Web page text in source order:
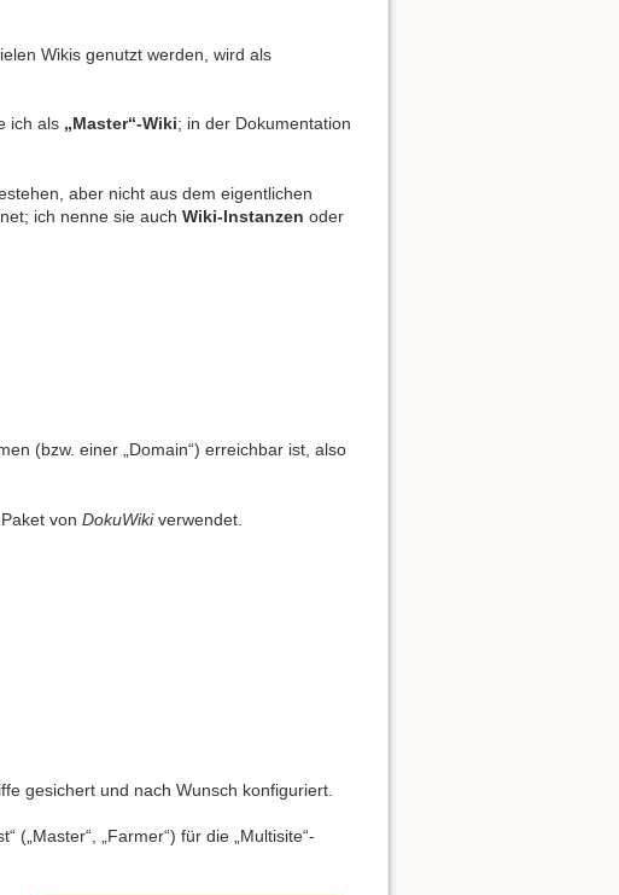
Wikis genutzt werden, wird als
ich als „Master“-Wiki; in der Dokumentation
aber nicht aus dem eigentlichen
ich nenne sie auch Wiki-Instanzen oder
(bzw. einer „Domain“) erreichbar ist, also
von DokuWikiverwendet.
gesichert und nach Wunsch konfiguriert.
„Farmer“) für die „Multisite“-